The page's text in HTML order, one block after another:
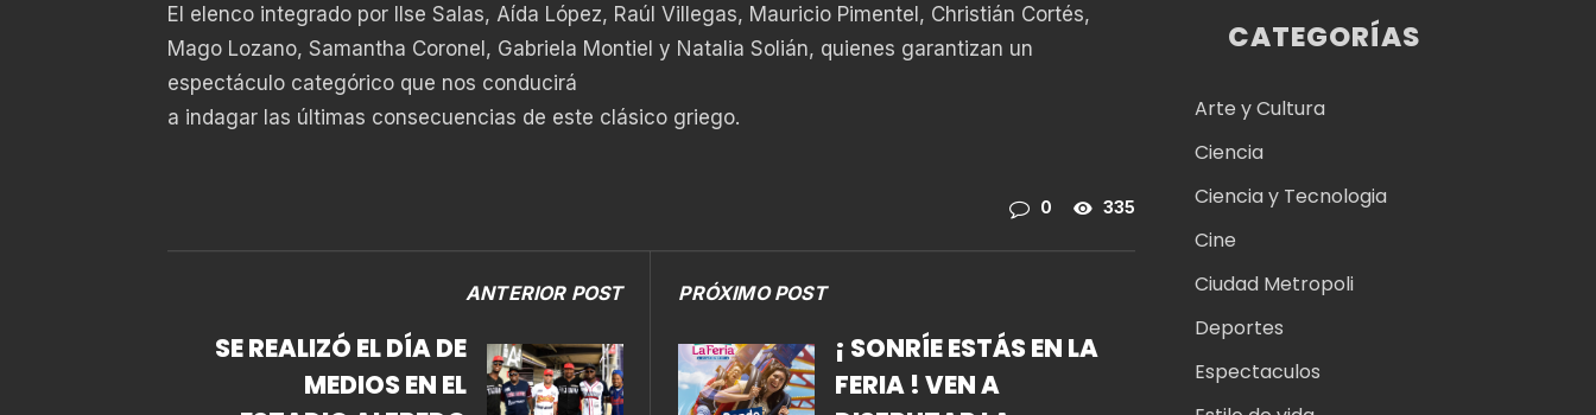
El elenco integrado por Ilse Salas, Aída López, Raúl Villegas, Mauricio Pimentel, Christián Cortés,
Mago Lozano, Samantha Coronel, Gabriela Montiel y Natalia Solián, quienes garantizan un
espectáculo categórico que nos conducirá
a indagar las últimas consecuencias de este clásico griego.
0 335
ANTERIOR POST
SE REALIZÓ EL DÍA DE
MEDIOS EN EL
PRÓXIMO POST
¡ SONRÍE ESTÁS EN LA
FERIA ! VEN A
CATEGORÍAS
Arte y Cultura
Ciencia
Ciencia y Tecnologia
Cine
Ciudad Metropoli
Deportes
Espectaculos